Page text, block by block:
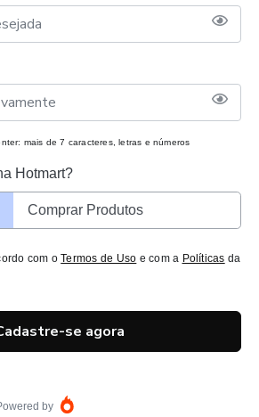
mais de 7 caracteres, letras e números
Hotmart?
Comprar Produtos
com oTermos de Uso e com a Políticas da
se agora
by